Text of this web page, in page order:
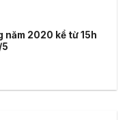
năm 2020 kể từ 15h
5